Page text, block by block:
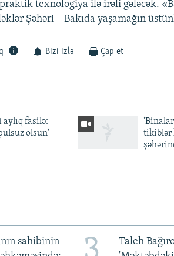
texnologiya ilə irəli gələcək.
Şəhəri – Bakıda yaşamağın
Bizi izlə Çap et
aylıq fasilə:
olsun'
tikiblər
sahibinin
Taleh